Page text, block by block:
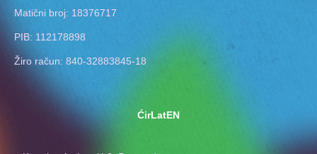
Matični broj: 18376717
PIB: 112178898
Žiro račun: 840-32883845-18
ĆirLatEN